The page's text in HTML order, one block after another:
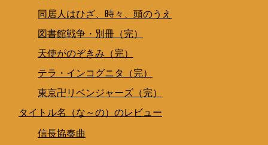
同居人はひざ、時々、頭のうえ
図書館戦争・別冊（完）
天使がのぞきみ（完）
テラ・インコグニタ（完）
東京卍リベンジャーズ（完）
タイトル名（な～の）のレビュー
信長協奏曲